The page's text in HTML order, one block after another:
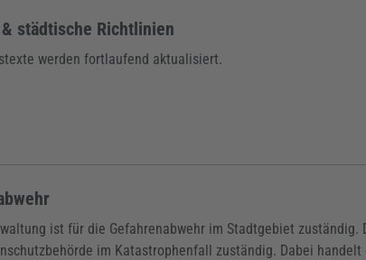
städtische Richtlinien
werden fortlaufend aktualisiert.
ist für die Gefahrenabwehr im Stadtgebiet zuständig.
im Katastrophenfall zuständig. Dabei handelt